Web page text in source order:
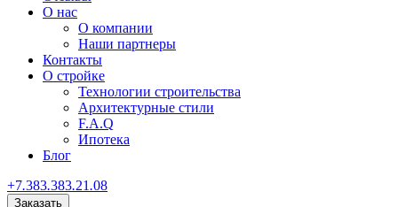
О нас
О компании
Наши партнеры
Контакты
О стройке
Технологии строительства
Архитектурные стили
F.A.Q
Ипотека
Блог
+7.383.383.21.08
Заказать